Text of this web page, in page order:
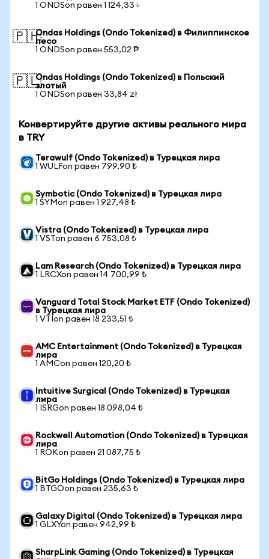
1 ONDSon равен 1 124,33 ৳
🇵🇭Ondas Holdings (Ondo Tokenized) в Филиппинское
песо
1 ONDSon равен 553,02 ₱
🇵🇱Ondas Holdings (Ondo Tokenized) в Польский
злотый
1 ONDSon равен 33,84 zł
Конвертируйте другие активы реального мира
в TRY
Terawulf (Ondo Tokenized) в Турецкая лира
1 WULFon равен 799,90 ₺
Symbotic (Ondo Tokenized) в Турецкая лира
1 SYMon равен 1 927,48 ₺
Vistra (Ondo Tokenized) в Турецкая лира
1 VSTon равен 6 753,08 ₺
Lam Research (Ondo Tokenized) в Турецкая лира
1 LRCXon равен 14 700,99 ₺
Vanguard Total Stock Market ETF (Ondo Tokenized)
в Турецкая лира
1 VTIon равен 18 233,51 ₺
AMC Entertainment (Ondo Tokenized) в Турецкая
лира
1 AMCon равен 120,20 ₺
Intuitive Surgical (Ondo Tokenized) в Турецкая
лира
1 ISRGon равен 18 098,04 ₺
Rockwell Automation (Ondo Tokenized) в Турецкая
лира
1 ROKon равен 21 087,75 ₺
BitGo Holdings (Ondo Tokenized) в Турецкая лира
1 BTGOon равен 235,63 ₺
Galaxy Digital (Ondo Tokenized) в Турецкая лира
1 GLXYon равен 942,99 ₺
SharpLink Gaming (Ondo Tokenized) в Турецкая